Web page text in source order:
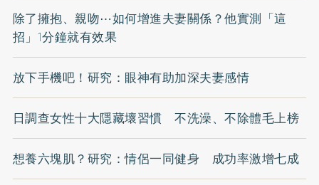
除了擁抱、親吻⋯如何增進夫妻關係？他實測「這
招」1分鐘就有效果
放下手機吧！研究：眼神有助加深夫妻感情
日調查女性十大隱藏壞習慣 不洗澡、不除體毛上榜
想養六塊肌？研究：情侶一同健身 成功率激增七成